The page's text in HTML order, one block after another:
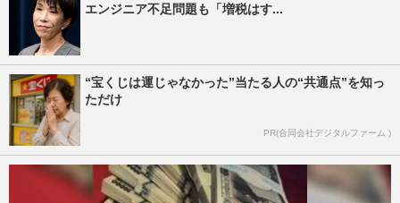
エンジニア不足問題も「増税はす...
“宝くじは運じゃなかった”当たる人の“共通点”を知っ
ただけ
PR(合同会社デジタルファーム )